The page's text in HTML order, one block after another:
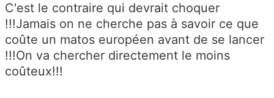
C'est le contraire qui devrait choquer
!!!Jamais on ne cherche pas à savoir ce que
coûte un matos européen avant de se lancer
!!!On va chercher directement le moins
coûteux!!!